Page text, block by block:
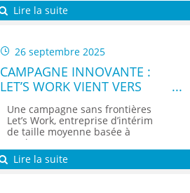
Lire la suite
26 septembre 2025
CAMPAGNE INNOVANTE :
LET’S WORK VIENT VERS
Une campagne sans frontières
Let’s Work, entreprise d’intérim
de taille moyenne basée à
Roulers,...
Lire la suite